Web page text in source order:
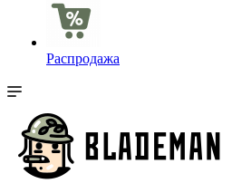
Распродажа